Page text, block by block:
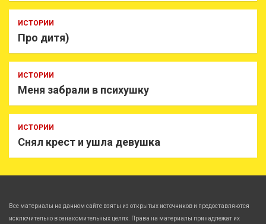
ИСТОРИИ
Про дитя)
ИСТОРИИ
Меня забрали в психушку
ИСТОРИИ
Снял крест и ушла девушка
Все материалы на данном сайте взяты из открытых источников и предоставляются
исключительно в ознакомительных целях. Права на материалы принадлежат их